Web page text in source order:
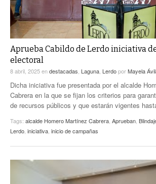
TRAYECTO LAGUNA
A MEDIA MAÑANA
A TODA LEY
TWEETS AND BEATS
LA MEJOR 97.1 ESTÉREO GALLITO
ACTUALIDADES GREM
PULSO
LA MEJOR INFORMACIÓN
Aprueba Cabildo de Lerdo iniciativa
electoral
8 abril, 2025endestacadas Laguna LerdoporMayela
Dicha iniciativa fue presentada por el alcalde
Cabrera en la que se fijan los criterios para
de recursos públicos y que estarán vigentes
Tags: alcalde Homero Martínez Cabrera Aprueban
Lerdo iniciativa inicio de campañas